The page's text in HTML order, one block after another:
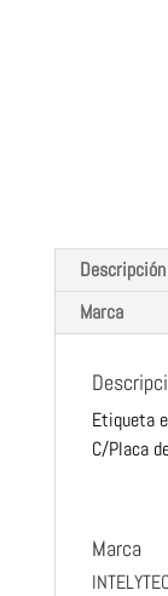
Descripción
Marca
Etiqueta
C/Placa
Marca